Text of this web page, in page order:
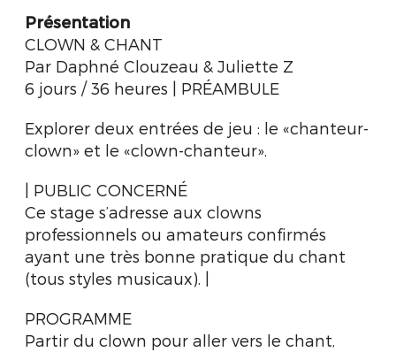
Présentation
CLOWN & CHANT
Par Daphné Clouzeau & Juliette Z
6 jours / 36 heures | PRÉAMBULE
Explorer deux entrées de jeu : le «chanteur-
clown» et le «clown-chanteur».
| PUBLIC CONCERNÉ
Ce stage s’adresse aux clowns
professionnels ou amateurs confirmés
ayant une très bonne pratique du chant
(tous styles musicaux). |
PROGRAMME
Partir du clown pour aller vers le chant,